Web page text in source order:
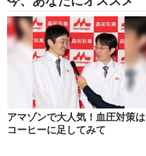
アマゾンで大人気！血圧対策は
コーヒーに足してみて